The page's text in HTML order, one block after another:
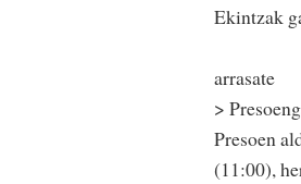
Ekintzak
arrasate
>
Presoen
(11:00),